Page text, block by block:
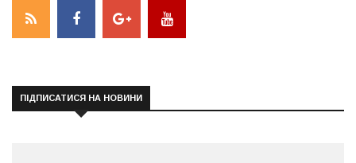
ПІДПИСАТИСЯ НА НОВИНИ